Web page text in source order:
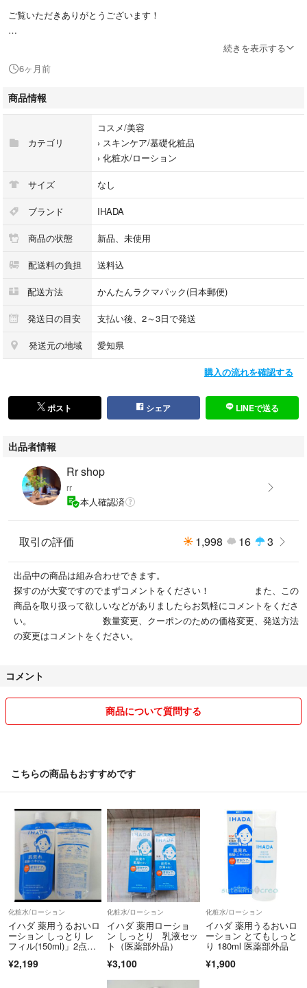
ご覧いただきありがとうございます！
コメント無し、即購入OKです！
続きを表示する
6ヶ月前
商品情報
カテゴリ
コスメ/美容
› スキンケア/基礎化粧品
› 化粧水/ローション
サイズ なし
ブランド IHADA
商品の状態 新品、未使用
配送料の負担 送料込
配送方法 かんたんラクマパック(日本郵便)
発送日の目安 支払い後、2～3日で発送
発送元の地域 愛知県
購入の流れを確認する
ポスト シェア LINEで送る
出品者情報
Rr shop
rr
本人確認済
取引の評価 1,998 16 3
出品中の商品は組み合わせできます。
探すのが大変ですのでまずコメントをください！ また、この
商品を取り扱って欲しいなどがありましたらお気軽にコメントをくださ
い。 数量変更、クーポンのための価格変更、発送方法
の変更はコメントをください。
コメント
商品について質問する
こちらの商品もおすすめです
化粧水/ローション
イハダ 薬用うるおいロ
ーション しっとり レ
フィル(150ml)」2点セ
¥2,199
化粧水/ローション
イハダ 薬用ローショ
ン しっとり 乳液セッ
ト（医薬部外品）
¥3,100
化粧水/ローション
イハダ 薬用うるおいロ
ーション とてもしっと
り 180ml 医薬部外品
¥1,900